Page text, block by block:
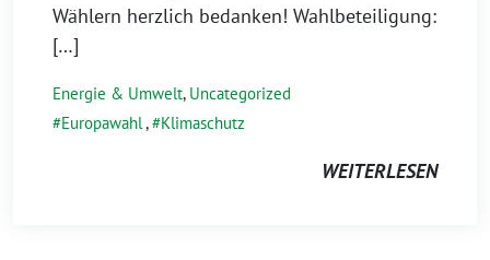
Wählern herzlich bedanken! Wahlbeteiligung:
[…]
Energie & Umwelt, Uncategorized
Europawahl , Klimaschutz
WEITERLESEN